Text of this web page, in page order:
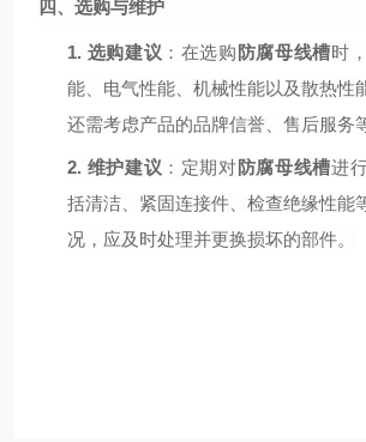
四、选购与维护
1. 选购建议 ：在选购 防腐母线槽时
能、电气性能、机械性能以及散热性
还需考虑产品的品牌信誉、售后服务
2. 维护建议 ：定期对防腐母线槽进
括清洁、紧固连接件、检查绝缘性能
况，应及时处理并更换损坏的部件。